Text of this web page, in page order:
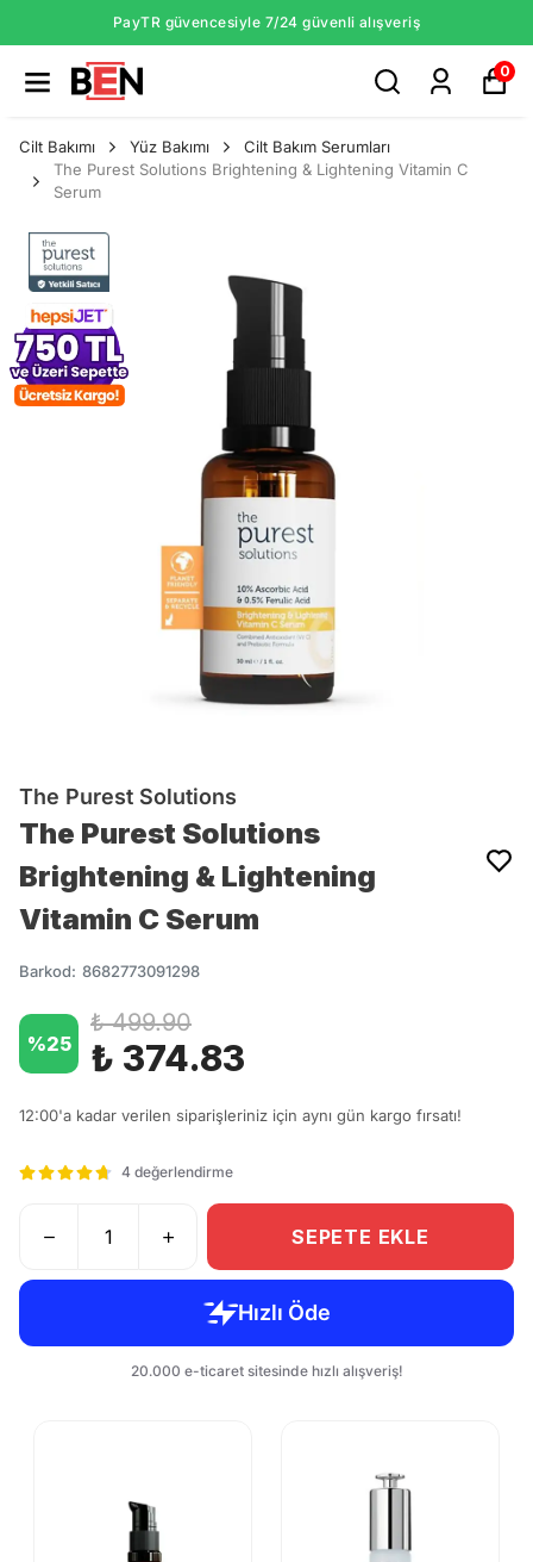
PayTR güvencesiyle 7/24 güvenli alışveriş
0
Cilt Bakımı Yüz Bakımı
Cilt Bakım Serumları
The Purest Solutions Brightening & Lightening Vitamin C
Serum
The Purest Solutions
The Purest Solutions
Brightening & Lightening
Vitamin C Serum
Barkod: 8682773091298
%25
₺ 499.90
₺ 374.83
12:00'a kadar verilen siparişleriniz için aynı gün kargo fırsatı!
4 değerlendirme
SEPETE EKLE